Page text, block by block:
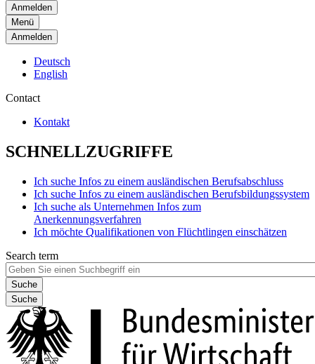
Menü
Anmelden
Deutsch
English
Contact
Kontakt
SCHNELLZUGRIFFE
Ich suche Infos zu einem ausländischen Berufsabschluss
Ich suche Infos zu einem ausländischen Berufsbildungssystem
Ich suche als Unternehmen Infos zum
Anerkennungsverfahren
Ich möchte Qualifikationen von Flüchtlingen einschätzen
Search term
Suche